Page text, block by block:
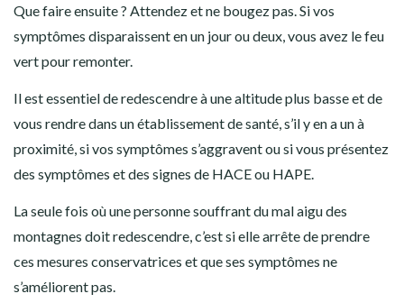
Que faire ensuite ? Attendez et ne bougez pas. Si vos
symptômes disparaissent en un jour ou deux, vous avez le feu
vert pour remonter.
Il est essentiel de redescendre à une altitude plus basse et de
vous rendre dans un établissement de santé, s’il y en a un à
proximité, si vos symptômes s’aggravent ou si vous présentez
des symptômes et des signes de HACE ou HAPE.
La seule fois où une personne souffrant du mal aigu des
montagnes doit redescendre, c’est si elle arrête de prendre
ces mesures conservatrices et que ses symptômes ne
s’améliorent pas.